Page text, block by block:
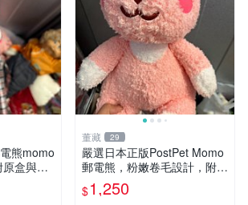
熊momo
盒與吊
柔軟～
董藏 29
嚴選日本正版PostPet Momo
郵電熊，粉嫩卷毛設計，附原
裝包裝與吊牌，超Recomme
nded收藏品 1095 玩偶 包裝
$1,250